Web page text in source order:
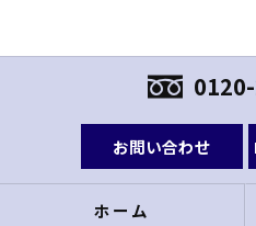
お問い合わせ
ホーム